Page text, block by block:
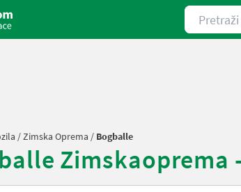
Pretraži
/Zimska Oprema / Bogballe